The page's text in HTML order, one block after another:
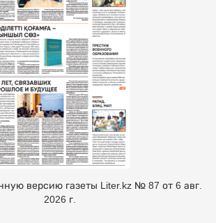
версию газеты Liter.kz № 87 от 6 авг.
2026 г.